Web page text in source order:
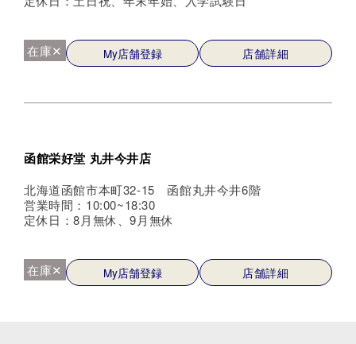
在庫✕ My店舗登録 店舗詳細
函館栄好堂 丸井今井店
北海道函館市本町32-15 函館丸井今井6階
営業時間：10:00~18:30
定休日：8月無休、9月無休
在庫✕ My店舗登録 店舗詳細